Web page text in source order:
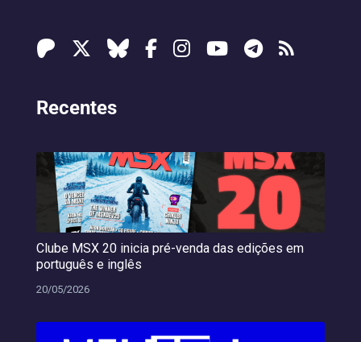
Recentes
Clube MSX 20 inicia pré-venda das edições em
português e inglês
20/05/2026